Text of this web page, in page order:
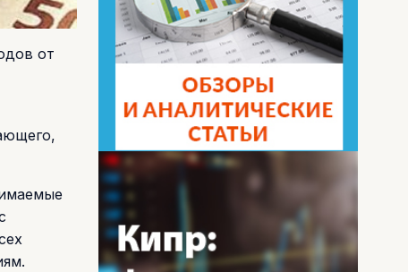
от